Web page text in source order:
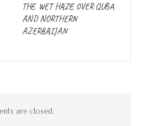
THE WET HAZE OVER QUBA
AND NORTHERN
AZERBAIJAN
are closed.